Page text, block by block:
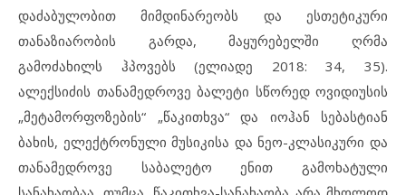
დაძაბულობით მიმდინარეობს და ესთეტიკური
თანაზიარობის გარდა, მაყურებელში ღრმა
გამოძახილს ჰპოვებს (ელიადე 2018: 34, 35).
ალექსიძის თანამედროვე ბალეტი სწორედ ოვიდიუსის
„მეტამორფოზების“ „წაკითხვა“ და იოჰან სებასტიან
ბახის, ელექტრონული მუსიკისა და ნეო-კლასიკური და
თანამედროვე საბალეტო ენით გამოხატული